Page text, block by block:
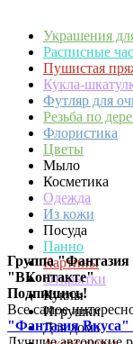
Украшения
Расписные
Пушистая
Кукла-
Футляр для
Резьба по
Флористика
Цветы
Мыло
Косметика
Одежда
Из кожи
Посуда
Панно
Картины
Открытки
Куклы
Игрушки
Для дома
Группа
"ВКонтакте"
Подпишись!
Все самое
"Фантазия Вкуса"